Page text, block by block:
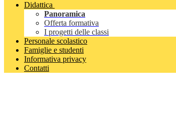
Didattica
Panoramica
Offerta formativa
I progetti delle classi
Personale scolastico
Famiglie e studenti
Informativa privacy
Contatti